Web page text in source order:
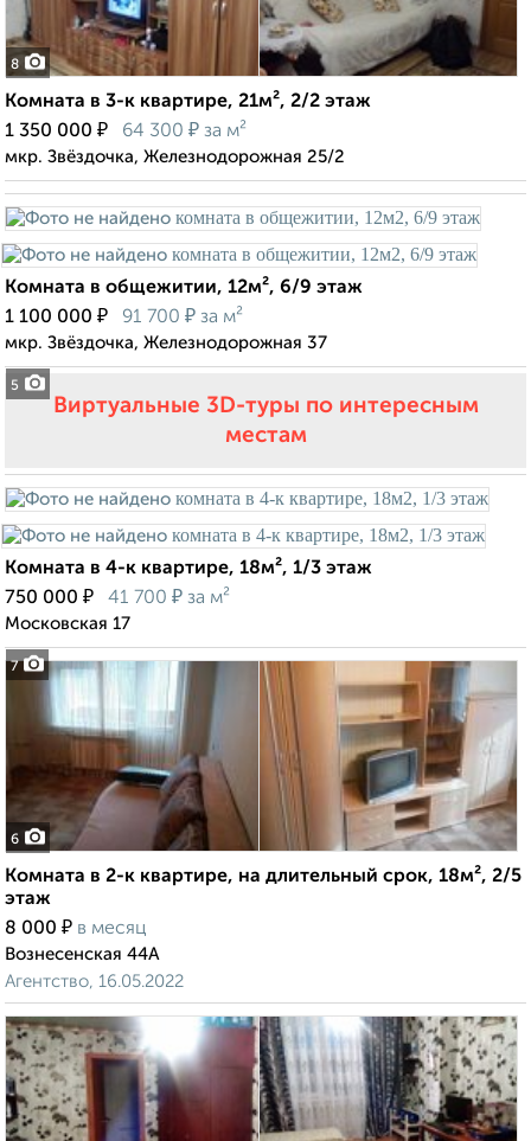
8
Комната в 3-к квартире, 21м², 2/2 этаж
1 350 000 ₽ 64 300 ₽ за м²
мкр. Звёздочка, Железнодорожная 25/2
5
Комната в общежитии, 12м², 6/9 этаж
1 100 000 ₽ 91 700 ₽ за м²
мкр. Звёздочка, Железнодорожная 37
Виртуальные 3D-туры по интересным
местам
7
Комната в 4-к квартире, 18м², 1/3 этаж
750 000 ₽ 41 700 ₽ за м²
Московская 17
6
Комната в 2-к квартире, на длительный срок, 18м², 2/5
этаж
8 000 ₽ в месяц
Вознесенская 44А
Агентство, 16.05.2022